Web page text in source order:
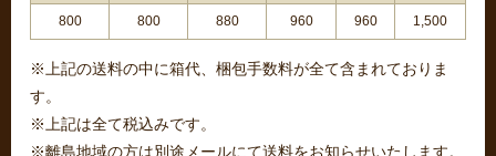
800 800 880 960 960 1,500
※上記の送料の中に箱代、梱包手数料が全て含まれておりま
す。
※上記は全て税込みです。
※離島地域の方は別途メールにて送料をお知らせいたします。